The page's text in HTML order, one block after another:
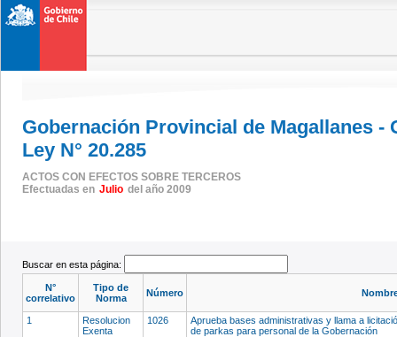
Gobernación Provincial de Magallanes -
Ley N° 20.285
ACTOS CON EFECTOS SOBRE TERCEROS
Efectuadas en Julio del año 2009
Buscar en esta página:
N°
correlativo
Tipo de
Norma
Número
1
Resolucion
Exenta
1026
Aprueba bases administrativas y llama a
de parkas para personal de la Gobernación